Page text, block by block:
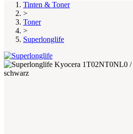
Tinten & Toner
>
Toner
>
Superlonglife